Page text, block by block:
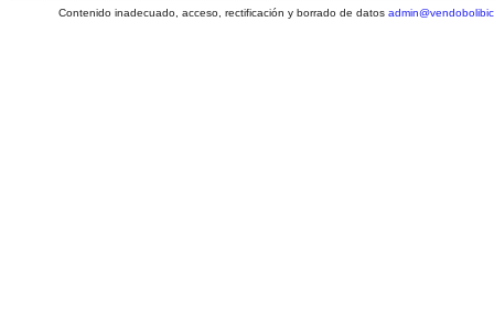
Contenido inadecuado, acceso, rectificación y borrado de datos